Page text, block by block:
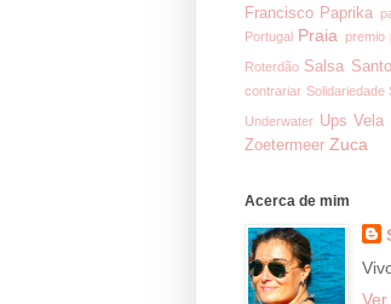
Francisco Paprika
Portugal Praia premio
Roterdão Salsa
contrariar Solidariedade
Underwater Ups Vela
Zoetermeer Zuca
Acerca de mim